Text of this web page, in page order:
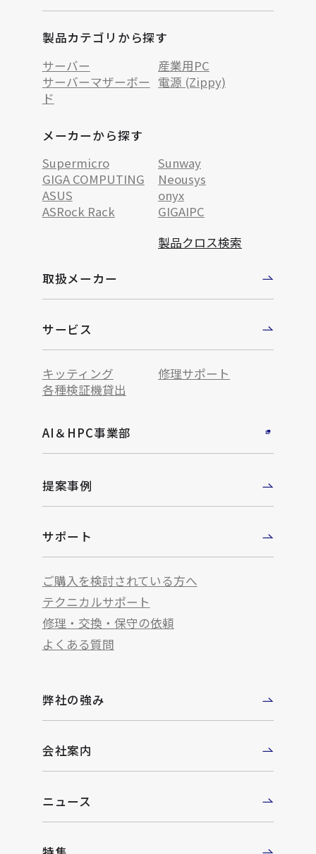
製品カテゴリから探す
サーバー
産業用PC
サーバーマザーボー
ド
電源 (Zippy)
メーカーから探す
Supermicro
Sunway
GIGA COMPUTING
Neousys
ASUS
onyx
ASRock Rack
GIGAIPC
製品クロス検索
取扱メーカー
サービス
キッティング
修理サポート
各種検証機貸出
AI＆HPC事業部
提案事例
サポート
ご購入を検討されている方へ
テクニカルサポート
修理・交換・保守の依頼
よくある質問
弊社の強み
会社案内
ニュース